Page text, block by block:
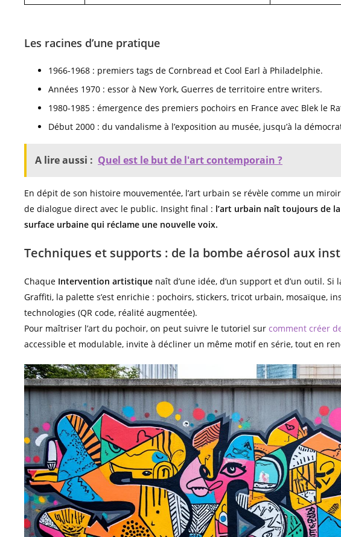
Les racines d’une pratique
1966-1968 : premiers tags de Cornbread et Cool Earl à Philadelphie.
Années 1970 : essor à New York, Guerres de territoire entre writers.
1980-1985 : émergence des premiers pochoirs en France avec Blek le
Début 2000 : du vandalisme à l’exposition au musée, jusqu’à la
A lire aussi : Quel est le but de l'art contemporain ?
En dépit de son histoire mouvementée, l’art urbain se révèle comme un
de dialogue direct avec le public. Insight final : l’art urbain naît toujours de
surface urbaine qui réclame une nouvelle voix.
Techniques et supports : de la bombe aérosol aux
Chaque Intervention artistique naît d’une idée, d’un support et d’un outil.
Graffiti, la palette s’est enrichie : pochoirs, stickers, tricot urbain, mosaïque,
technologies (QR code, réalité augmentée).
Pour maîtriser l’art du pochoir, on peut suivre le tutoriel sur comment créer
accessible et modulable, invite à décliner un même motif en série, tout en